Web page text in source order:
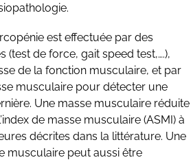
est effectuée par des
(test de force, gait speed test,….),
de la fonction musculaire, et par
musculaire pour détecter une
Une masse musculaire réduite
de masse musculaire (ASMI) à
décrites dans la littérature. Une
musculaire peut aussi être